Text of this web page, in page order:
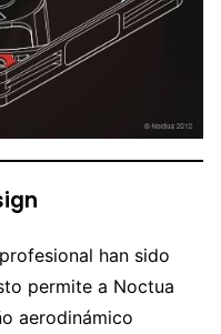
han sido
permite a Noctua
aerodinámico